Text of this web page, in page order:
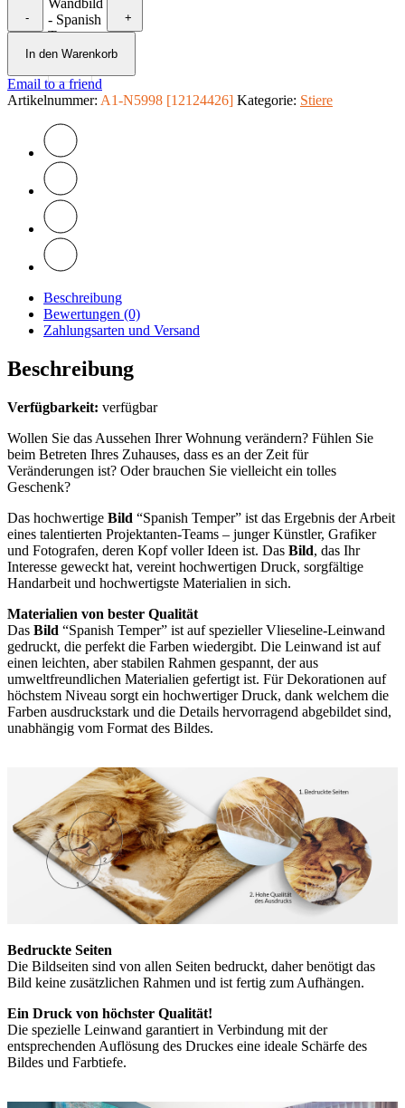
-
Wandbild
- Spanish
Temper
Menge
+
In den Warenkorb
Email to a friend
Artikelnummer: A1-N5998 [12124426] Kategorie: Stiere
Beschreibung
Bewertungen (0)
Zahlungsarten und Versand
Beschreibung
Verfügbarkeit: verfügbar
Wollen Sie das Aussehen Ihrer Wohnung verändern? Fühlen Sie
beim Betreten Ihres Zuhauses, dass es an der Zeit für
Veränderungen ist? Oder brauchen Sie vielleicht ein tolles
Geschenk?
Das hochwertige Bild “Spanish Temper” ist das Ergebnis der Arbeit
eines talentierten Projektanten-Teams – junger Künstler, Grafiker
und Fotografen, deren Kopf voller Ideen ist. Das Bild, das Ihr
Interesse geweckt hat, vereint hochwertigen Druck, sorgfältige
Handarbeit und hochwertigste Materialien in sich.
Materialien von bester Qualität
Das Bild “Spanish Temper” ist auf spezieller Vlieseline-Leinwand
gedruckt, die perfekt die Farben wiedergibt. Die Leinwand ist auf
einen leichten, aber stabilen Rahmen gespannt, der aus
umweltfreundlichen Materialien gefertigt ist. Für Dekorationen auf
höchstem Niveau sorgt ein hochwertiger Druck, dank welchem die
Farben ausdruckstark und die Details hervorragend abgebildet sind,
unabhängig vom Format des Bildes.
Bedruckte Seiten
Die Bildseiten sind von allen Seiten bedruckt, daher benötigt das
Bild keine zusätzlichen Rahmen und ist fertig zum Aufhängen.
Ein Druck von höchster Qualität!
Die spezielle Leinwand garantiert in Verbindung mit der
entsprechenden Auflösung des Druckes eine ideale Schärfe des
Bildes und Farbtiefe.